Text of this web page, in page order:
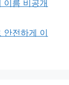
이름 비공개
안전하게 이